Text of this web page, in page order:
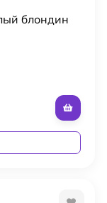
блондин